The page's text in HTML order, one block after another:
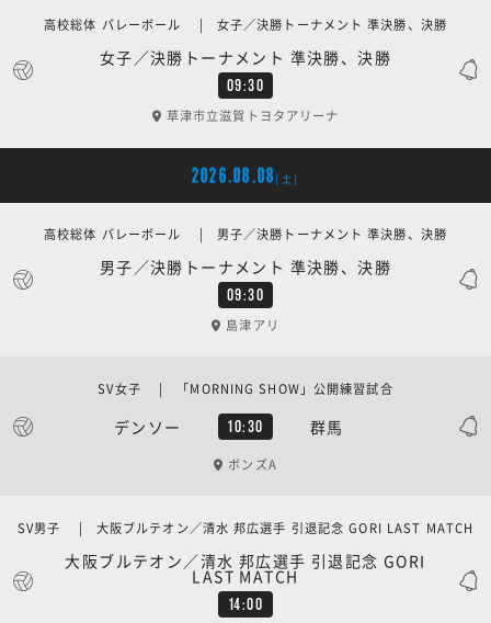
09:30
女子／決勝トーナメント 準決勝、決勝
高校総体 バレーボール | 女子／決勝トーナメント 準決勝、決勝
草津市立滋賀トヨタアリーナ
2026.08.08 [土]
09:30
男子／決勝トーナメント 準決勝、決勝
高校総体 バレーボール | 男子／決勝トーナメント 準決勝、決勝
島津アリ
デンソー 10:30 群馬
SV女子 | 「MORNING SHOW」公開練習試合
ボンズA
14:00
大阪ブルテオン／清水 邦広選手 引退記念 GORI
LAST MATCH
SV男子 | 大阪ブルテオン／清水 邦広選手 引退記念 GORI LAST MATCH